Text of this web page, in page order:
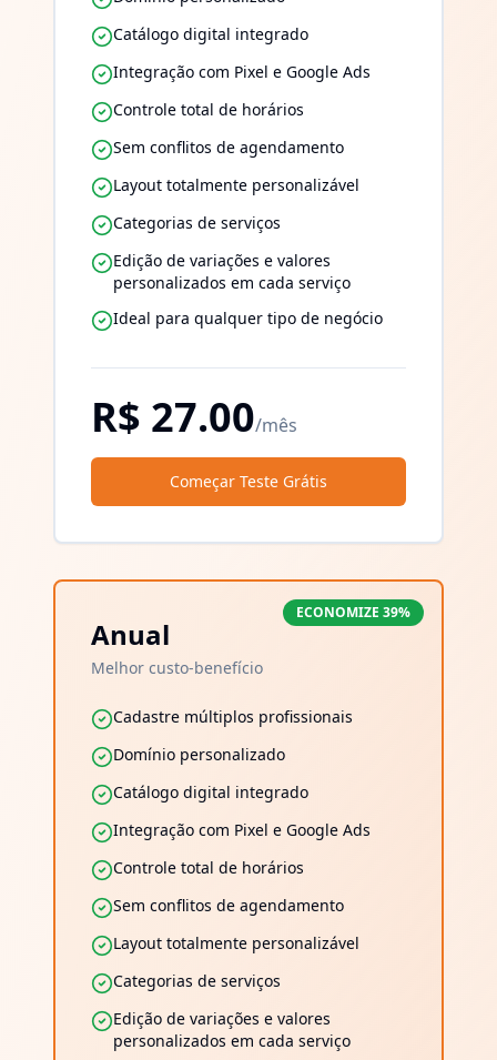
Catálogo digital integrado
Integração com Pixel e Google Ads
Controle total de horários
Sem conflitos de agendamento
Layout totalmente personalizável
Categorias de serviços
Edição de variações e valores
personalizados em cada serviço
Ideal para qualquer tipo de negócio
R$ 27.00/mês
Começar Teste Grátis
ECONOMIZE 39%
Anual
Melhor custo-benefício
Cadastre múltiplos profissionais
Domínio personalizado
Catálogo digital integrado
Integração com Pixel e Google Ads
Controle total de horários
Sem conflitos de agendamento
Layout totalmente personalizável
Categorias de serviços
Edição de variações e valores
personalizados em cada serviço